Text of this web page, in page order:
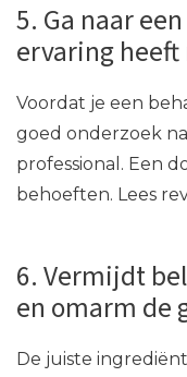
5. Ga naar
ervaring
Voordat je een
goed onderzoek
professional. Een
behoeften. Lees
6. Vermijdt
en omarm de
De juiste